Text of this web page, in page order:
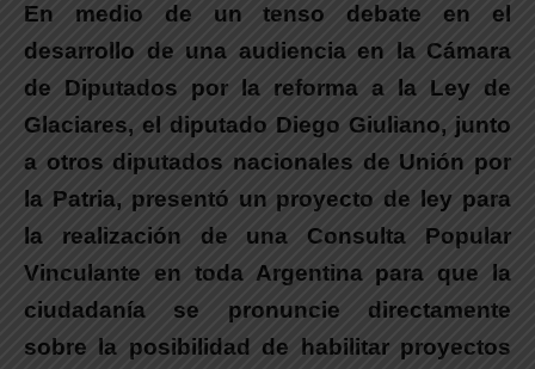
En medio de un tenso debate en el
desarrollo de una audiencia en la Cámara
de Diputados por la reforma a la Ley de
Glaciares, el diputado Diego Giuliano, junto
a otros diputados nacionales de Unión por
la Patria, presentó un proyecto de ley para
la realización de una Consulta Popular
Vinculante en toda Argentina para que la
ciudadanía se pronuncie directamente
sobre la posibilidad de habilitar proyectos